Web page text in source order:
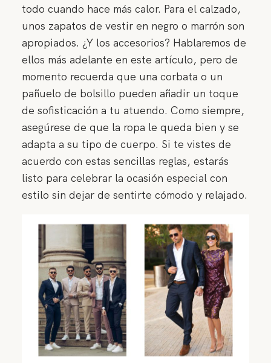
todo cuando hace más calor. Para el calzado,
unos zapatos de vestir en negro o marrón son
apropiados. ¿Y los accesorios? Hablaremos de
ellos más adelante en este artículo, pero de
momento recuerda que una corbata o un
pañuelo de bolsillo pueden añadir un toque
de sofisticación a tu atuendo. Como siempre,
asegúrese de que la ropa le queda bien y se
adapta a su tipo de cuerpo. Si te vistes de
acuerdo con estas sencillas reglas, estarás
listo para celebrar la ocasión especial con
estilo sin dejar de sentirte cómodo y relajado.